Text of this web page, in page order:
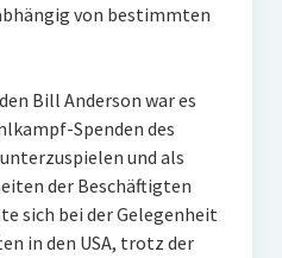
von bestimmten
Bill Anderson war es
Spenden des
und als
der Beschäftigten
sich bei der Gelegenheit
in den USA, trotz der